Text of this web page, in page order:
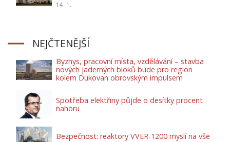
14. 1.
NEJČTENĚJŠÍ
Byznys, pracovní místa, vzdělávání – stavba
nových jaderných bloků bude pro region
kolem Dukovan obrovským impulsem
Spotřeba elektřiny půjde o desítky procent
nahoru
Bezpečnost: reaktory VVER-1200 myslí na vše